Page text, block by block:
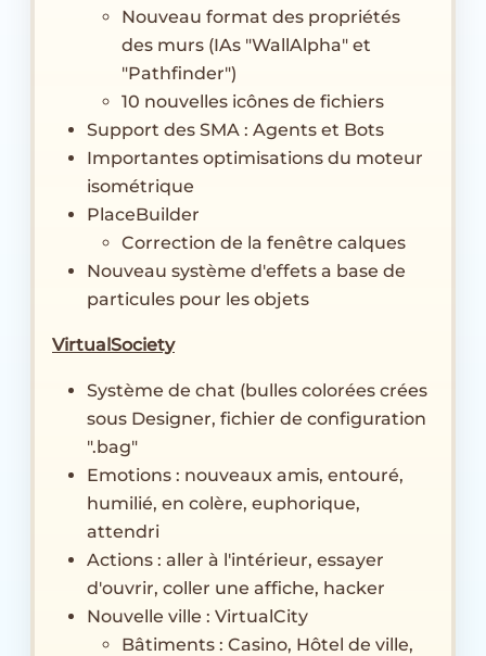
Nouveau format des propriétés
des murs (IAs "WallAlpha" et
"Pathfinder")
10 nouvelles icônes de fichiers
Support des SMA : Agents et Bots
Importantes optimisations du moteur
isométrique
PlaceBuilder
Correction de la fenêtre calques
Nouveau système d'effets a base de
particules pour les objets
VirtualSociety
Système de chat (bulles colorées crées
sous Designer, fichier de configuration
".bag"
Emotions : nouveaux amis, entouré,
humilié, en colère, euphorique,
attendri
Actions : aller à l'intérieur, essayer
d'ouvrir, coller une affiche, hacker
Nouvelle ville : VirtualCity
Bâtiments : Casino, Hôtel de ville,